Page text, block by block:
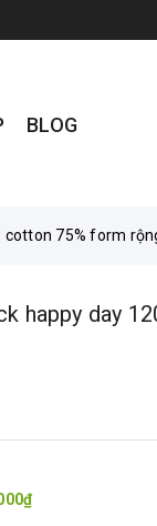
BLOG
cotton 75% form
happy day